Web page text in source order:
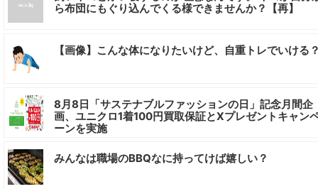
ら布団にもぐり込んでくる様できませんか？【再】
【画像】こんな体になりたいけど、自重トレでいける
8月8日「サステナブルファッションの日」記念月間企
画、ユニクロ1着100円買取保証とXプレゼントキャン
ーンを実施
みんなは職場のBBQなに持ってけば嬉しい？